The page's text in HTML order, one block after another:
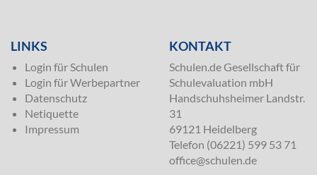
LINKS
Login für Schulen
Login für Werbepartner
Datenschutz
Netiquette
Impressum
KONTAKT
Schulen.de Gesellschaft für
Schulevaluation mbH
Handschuhsheimer Landstr.
31
69121 Heidelberg
Telefon (06221) 599 53 71
office@schulen.de